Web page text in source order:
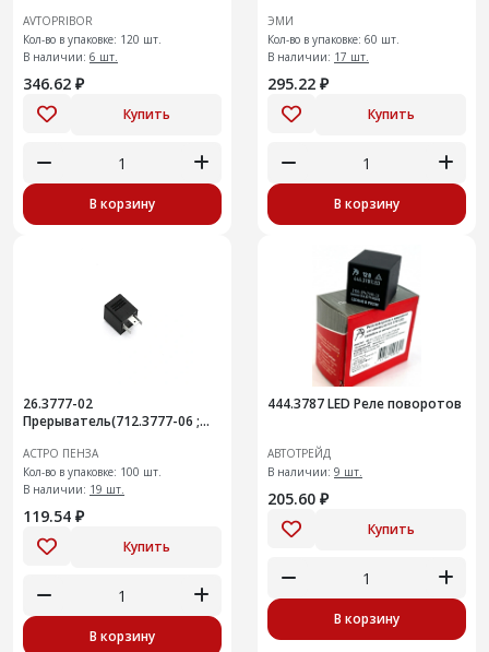
AVTOPRIBOR
Кол-во в упаковке: 120 шт.
В наличии: 6 шт.
346.62 ₽
Купить
В корзину
ЭМИ
Кол-во в упаковке: 60 шт.
В наличии: 17 шт.
295.22 ₽
Купить
В корзину
26.3777-02
Прерыватель(712.3777-06 ;
АСТРО ПЕНЗА
Кол-во в упаковке: 100 шт.
В наличии: 19 шт.
119.54 ₽
Купить
В корзину
444.3787 LED Реле поворотов
АВТОТРЕЙД
В наличии: 9 шт.
205.60 ₽
Купить
В корзину